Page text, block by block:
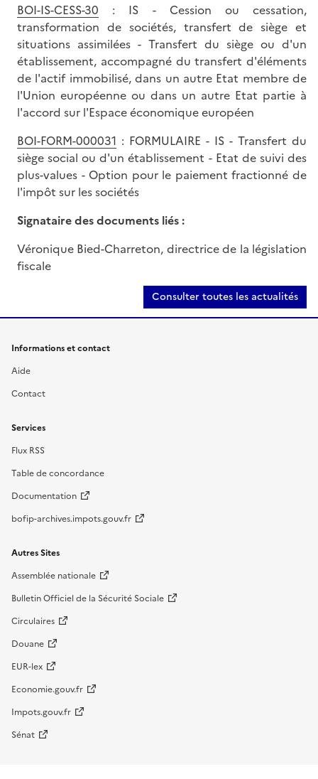
BOI-IS-CESS-30 : IS - Cession ou cessation,
transformation de sociétés, transfert de siège et
situations assimilées - Transfert du siège ou d'un
établissement, accompagné du transfert d'éléments
de l'actif immobilisé, dans un autre Etat membre de
l'Union européenne ou dans un autre Etat partie à
l'accord sur l'Espace économique européen
BOI-FORM-000031 : FORMULAIRE - IS - Transfert du
siège social ou d'un établissement - Etat de suivi des
plus-values - Option pour le paiement fractionné de
l'impôt sur les sociétés
Signataire des documents liés :
Véronique Bied-Charreton, directrice de la législation
fiscale
Consulter toutes les actualités
Informations et contact
Aide
Contact
Services
Flux RSS
Table de concordance
Documentation
bofip-archives.impots.gouv.fr
Autres Sites
Assemblée nationale
Bulletin Officiel de la Sécurité Sociale
Circulaires
Douane
EUR-lex
Economie.gouv.fr
Impots.gouv.fr
Sénat